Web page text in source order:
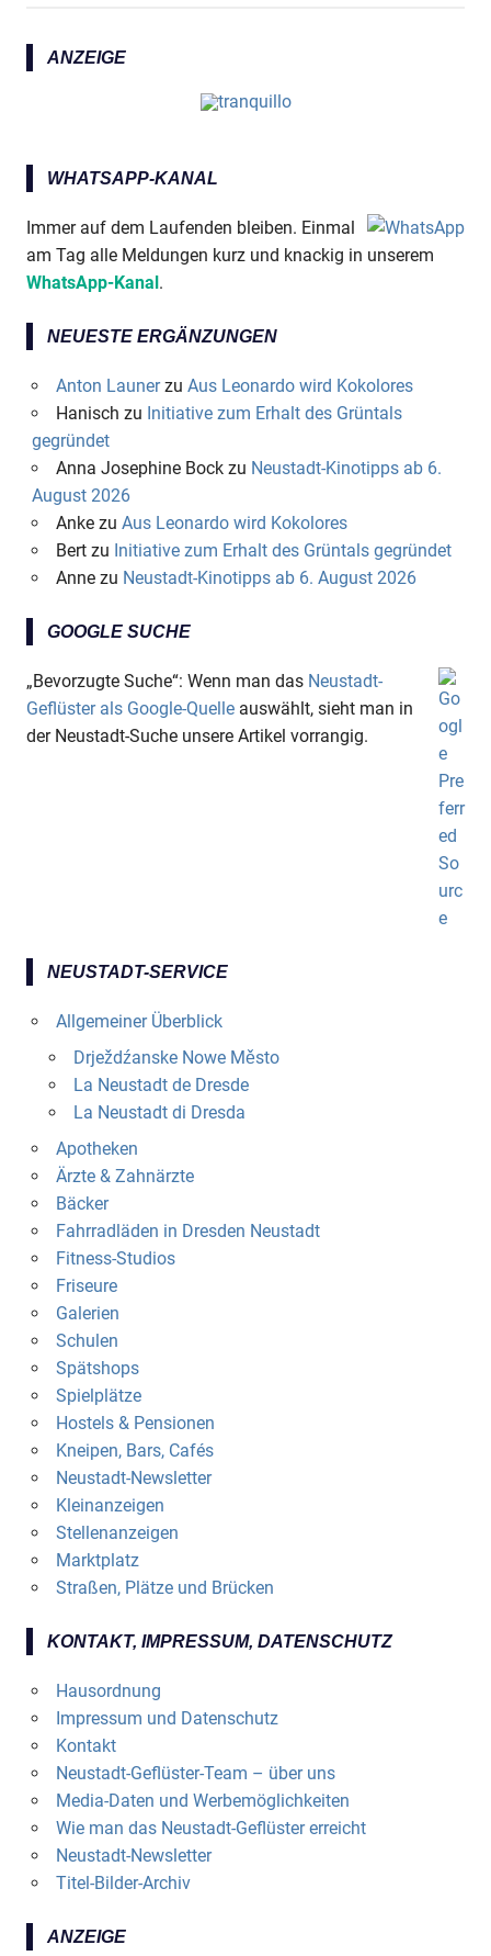
ANZEIGE
WHATSAPP-KANAL
Immer auf dem Laufenden bleiben. Einmal
am Tag alle Meldungen kurz und knackig in unserem
WhatsApp-Kanal.
NEUESTE ERGÄNZUNGEN
Anton Launerzu Aus Leonardo wird Kokolores
Hanisch zu Initiative zum Erhalt des Grüntals
gegründet
Anna Josephine Bockzu Neustadt-Kinotipps ab 6.
August 2026
Ankezu Aus Leonardo wird Kokolores
Bertzu Initiative zum Erhalt des Grüntals gegründet
Annezu Neustadt-Kinotipps ab 6. August 2026
GOOGLE SUCHE
„Bevorzugte Suche“: Wenn man das Neustadt-
Geflüster als Google-Quelle auswählt, sieht man in
der Neustadt-Suche unsere Artikel vorrangig.
NEUSTADT-SERVICE
Allgemeiner Überblick
Drježdźanske Nowe Město
La Neustadt de Dresde
La Neustadt di Dresda
Apotheken
Ärzte & Zahnärzte
Bäcker
Fahrradläden in Dresden Neustadt
Fitness-Studios
Friseure
Galerien
Schulen
Spätshops
Spielplätze
Hostels & Pensionen
Kneipen, Bars, Cafés
Neustadt-Newsletter
Kleinanzeigen
Stellenanzeigen
Marktplatz
Straßen, Plätze und Brücken
KONTAKT, IMPRESSUM, DATENSCHUTZ
Hausordnung
Impressum und Datenschutz
Kontakt
Neustadt-Geflüster-Team – über uns
Media-Daten und Werbemöglichkeiten
Wie man das Neustadt-Geflüster erreicht
Neustadt-Newsletter
Titel-Bilder-Archiv
ANZEIGE